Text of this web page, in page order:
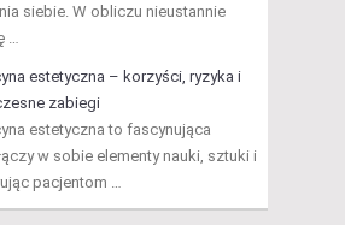
siebie. W obliczu nieustannie
estetyczna – korzyści, ryzyka i
zabiegi
estetyczna to fascynująca
w sobie elementy nauki, sztuki i
pacjentom …